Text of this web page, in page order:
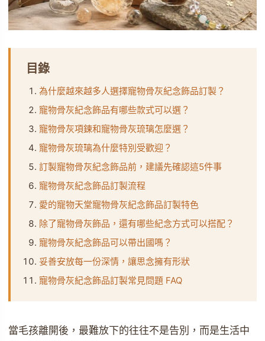
目錄
為什麼越來越多人選擇寵物骨灰紀念飾品訂製？
寵物骨灰紀念飾品有哪些款式可以選？
寵物骨灰項鍊和寵物骨灰琉璃怎麼選？
寵物骨灰琉璃為什麼特別受歡迎？
訂製寵物骨灰紀念飾品前，建議先確認這5件事
寵物骨灰紀念飾品訂製流程
愛的寵物天堂寵物骨灰紀念飾品訂製特色
除了寵物骨灰飾品，還有哪些紀念方式可以搭配？
寵物骨灰紀念飾品可以帶出國嗎？
妥善安放每一份深情，讓思念擁有形狀
寵物骨灰紀念飾品訂製常見問題 FAQ
當毛孩離開後，最難放下的往往不是告別，而是生活中